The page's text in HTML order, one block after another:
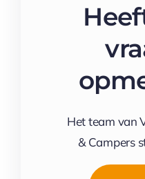
Het team van
& Campers